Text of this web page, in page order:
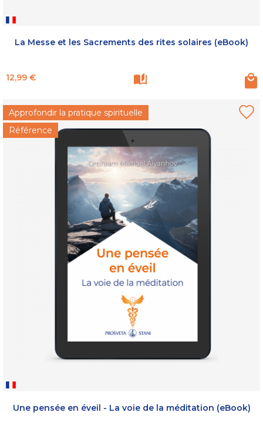
La Messe et les Sacrements des rites solaires (eBook)
Prix
12,99 €
Approfondir la pratique spirituelle
Référence
Une pensée en éveil - La voie de la méditation (eBook)